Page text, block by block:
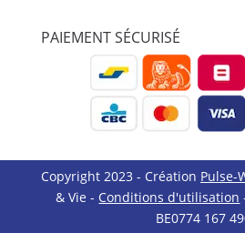
PAIEMENT SÉCURISÉ
Copyright 2023 - Création Pulse-
& Vie - Conditions d'utilisation
BE0774 167